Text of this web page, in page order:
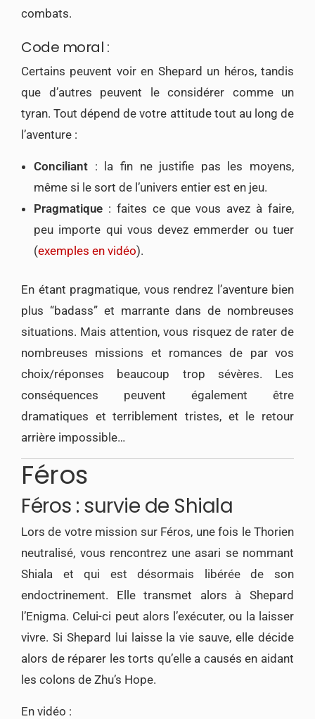
combats.
Code moral :
Certains peuvent voir en Shepard un héros, tandis
que d’autres peuvent le considérer comme un
tyran. Tout dépend de votre attitude tout au long de
l’aventure :
Conciliant : la fin ne justifie pas les moyens,
même si le sort de l’univers entier est en jeu.
Pragmatique : faites ce que vous avez à faire,
peu importe qui vous devez emmerder ou tuer
(exemples en vidéo).
En étant pragmatique, vous rendrez l’aventure bien
plus “badass” et marrante dans de nombreuses
situations. Mais attention, vous risquez de rater de
nombreuses missions et romances de par vos
choix/réponses beaucoup trop sévères. Les
conséquences peuvent également être
dramatiques et terriblement tristes, et le retour
arrière impossible…
Féros
Féros : survie de Shiala
Lors de votre mission sur Féros, une fois le Thorien
neutralisé, vous rencontrez une asari se nommant
Shiala et qui est désormais libérée de son
endoctrinement. Elle transmet alors à Shepard
l’Enigma. Celui-ci peut alors l’exécuter, ou la laisser
vivre. Si Shepard lui laisse la vie sauve, elle décide
alors de réparer les torts qu’elle a causés en aidant
les colons de Zhu’s Hope.
En vidéo :